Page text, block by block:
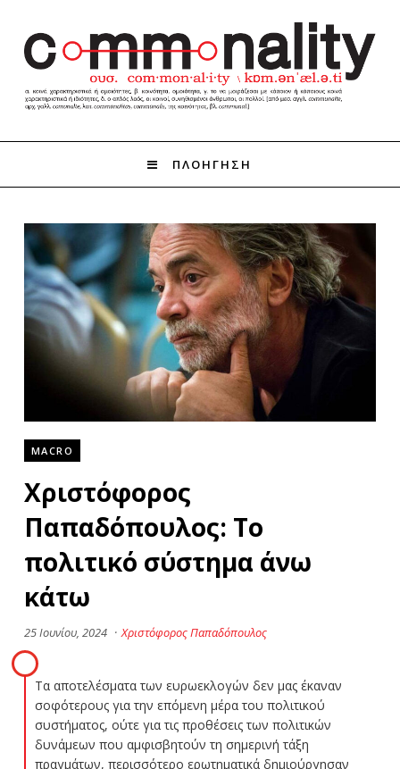
ΠΛΟΗΓΗΣΗ
MACRO
Χριστόφορος
Παπαδόπουλος: Το
πολιτικό σύστημα άνω
κάτω
25 Ιουνίου, 2024 · Χριστόφορος Παπαδόπουλος
Τα αποτελέσματα των ευρωεκλογών δεν μας έκαναν
σοφότερους για την επόμενη μέρα του πολιτικού
συστήματος, ούτε για τις προθέσεις των πολιτικών
δυνάμεων που αμφισβητούν τη σημερινή τάξη
πραγμάτων, περισσότερο ερωτηματικά δημιούργησαν